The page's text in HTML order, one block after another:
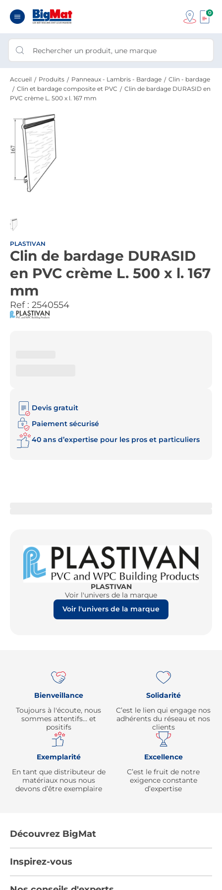
0
Accueil Produits Panneaux - Lambris - Bardage
Clin - bardage
Clin et bardage composite et PVC
Clin de bardage DURASID en
PVC crème L. 500 x l. 167 mm
PLASTIVAN
Clin de bardage DURASID
en PVC crème L. 500 x l. 167
mm
Ref : 2540554
Devis gratuit
Paiement sécurisé
40 ans d’expertise pour les pros et particuliers
PLASTIVAN
Voir l'univers de la marque
Voir l'univers de la marque
Bienveillance
Toujours à l'écoute, nous
sommes attentifs… et
positifs
Solidarité
C’est le lien qui engage nos
adhérents du réseau et nos
clients
Exemplarité
En tant que distributeur de
matériaux nous nous
devons d’être exemplaire
Excellence
C’est le fruit de notre
exigence constante
d’expertise
Découvrez BigMat
Inspirez-vous